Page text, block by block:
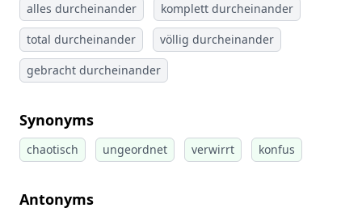
alles durcheinander
komplett durcheinander
total durcheinander
völlig durcheinander
gebracht durcheinander
Synonyms
chaotisch ungeordnet verwirrt konfus
Antonyms